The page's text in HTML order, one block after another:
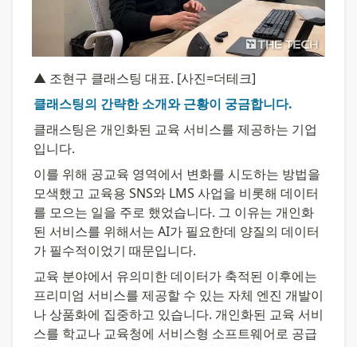
▲ 조현구 클래스팅 대표. [사진=더테크]
클래스팅의 간략한 소개와 근황이 궁금합니다.
클래스팅은 개인화된 교육 서비스를 제공하는 기업
입니다.
이를 위해 공교육 영역에서 변화를 시도하는 방법을
모색했고 교육용 SNS와 LMS 사업을 비롯해 데이터
를 모으는 일을 주로 했었습니다. 그 이유는 개인화
된 서비스를 위해서는 AI가 필요한데 양질의 데이터
가 필수적이었기 때문입니다.
교육 분야에서 유의미한 데이터가 축적된 이후에는
프리미엄 서비스를 제공할 수 있는 자체 엔진 개발이
나 상품화에 집중하고 있습니다. 개인화된 교육 서비
스를 학교나 교육청에 서비스형 소프트웨어로 공급